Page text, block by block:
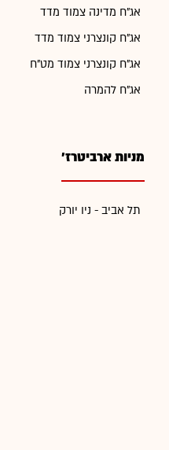
אג"ח מדינה צמוד מדד
אג"ח קונצרני צמוד מדד
אג"ח קונצרני צמוד מט"ח
אג"ח להמרה
מניות ארביטרז'
תל אביב - ניו יורק